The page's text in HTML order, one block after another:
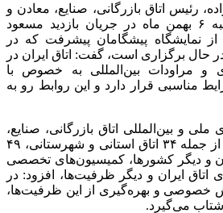
رئیس اتاق بازرگانی، صنایع، معادن و
کشاورزی ایران روز شنبه ۶ بهمن ماه در جریان بازدید مسعود
نمایشگاه پیشگامان پیشرفت که در
حال برگزاری است، گفت: اتاق ایران در
و مراودات بین‌المللی به خصوص با
مناسبی قرار دارد و این روابط رو به
و بین‌المللی اتاق بازرگانی، صنایع،
معادن و کشاورزی ایران از جمله ۳۴ اتاق استانی و شهرستانی، ۴۹
و دیگر کشورها، کمیسیون‌های تخصصی
ایران و دیگر ظرفیت‌ها، افزود: در
خصوصی و بهره‌گیری از این ظرفیت‌ها،
می‌گیرد.